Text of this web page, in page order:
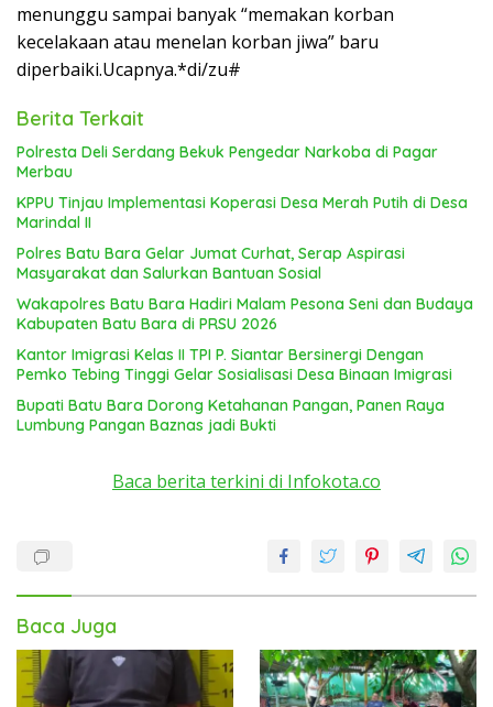
menunggu sampai banyak “memakan korban
kecelakaan atau menelan korban jiwa” baru
diperbaiki.Ucapnya.*di/zu#
Berita Terkait
Polresta Deli Serdang Bekuk Pengedar Narkoba di Pagar
Merbau
KPPU Tinjau Implementasi Koperasi Desa Merah Putih di Desa
Marindal II
Polres Batu Bara Gelar Jumat Curhat, Serap Aspirasi
Masyarakat dan Salurkan Bantuan Sosial
Wakapolres Batu Bara Hadiri Malam Pesona Seni dan Budaya
Kabupaten Batu Bara di PRSU 2026
Kantor Imigrasi Kelas II TPI P. Siantar Bersinergi Dengan
Pemko Tebing Tinggi Gelar Sosialisasi Desa Binaan Imigrasi
Bupati Batu Bara Dorong Ketahanan Pangan, Panen Raya
Lumbung Pangan Baznas jadi Bukti
Baca berita terkini di Infokota.co
Baca Juga